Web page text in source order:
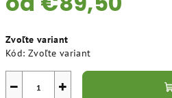
cena:
Zvoľte variant
Kód: Zvoľte variant
+
−